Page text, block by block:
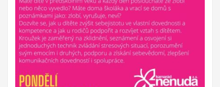
Budou svou činností propagovat EDS a program Erasmus+.
hlavní aktivity bude patřit seznámení místní komunity i
dobrovolníka s novou kulturou.
Projekty 2015:
Ministerstvo práce a sociálních věcí ve spolupráci s
občanským sdružením Kamarád Nenuda realizují v